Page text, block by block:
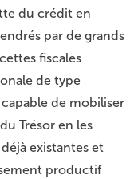
du crédit en
par de grands
fiscales
de type
de mobiliser
Trésor en les
existantes et
productif